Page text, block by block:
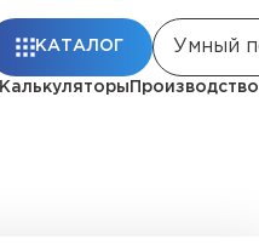
КАТАЛОГ
Калькуляторы Производство